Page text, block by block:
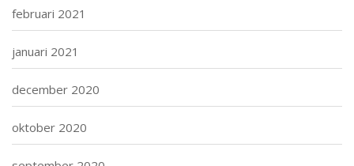
februari 2021
januari 2021
december 2020
oktober 2020